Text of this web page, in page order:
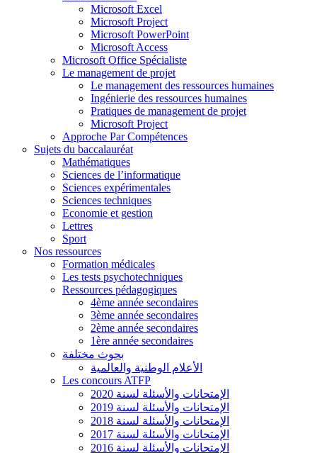
Microsoft Excel
Microsoft Project
Microsoft PowerPoint
Microsoft Access
Microsoft Office Spécialiste
Le management de projet
Le management des ressources humaines
Ingénierie des ressources humaines
Pratiques de management de projet
Microsoft Project
Approche Par Compétences
Sujets du baccalauréat
Mathématiques
Sciences de l’informatique
Sciences expérimentales
Sciences techniques
Economie et gestion
Lettres
Sport
Nos ressources
Formation médicales
Les tests psychotechniques
Ressources pédagogiques
4ème année secondaires
3ème année secondaires
2ème année secondaires
1ère année secondaires
بحوث مختلفة
الأعلام الوطنية والعالمية
Les concours ATFP
الإمتحانات والأسئلة لسنة 2020
الإمتحانات والأسئلة لسنة 2019
الإمتحانات والأسئلة لسنة 2018
الإمتحانات والأسئلة لسنة 2017
الإمتحانات والأسئلة لسنة 2016